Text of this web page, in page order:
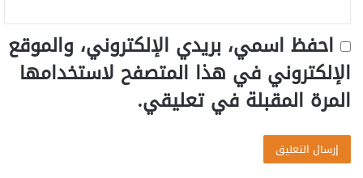
احفظ اسمي، بريدي الإلكتروني، والموقع
الإلكتروني في هذا المتصفح لاستخدامها
المرة المقبلة في تعليقي.